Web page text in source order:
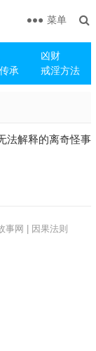
凶财
承 戒淫方法
菜单
解释的离奇怪事
事网 | 因果法则